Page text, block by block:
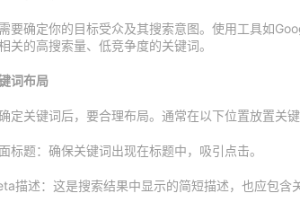
要确定你的目标受众及其搜索意图。使用工具如
关的高搜索量、低竞争度的关键词。
词布局
定关键词后，要合理布局。通常在以下位置放置关
标题：确保关键词出现在标题中，吸引点击。
描述：这是搜索结果中显示的简短描述，也应包含